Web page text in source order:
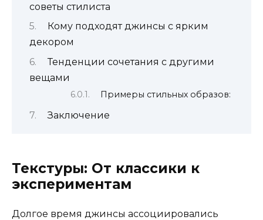
советы стилиста
Кому подходят джинсы с ярким
декором
Тенденции сочетания с другими
вещами
Примеры стильных образов:
Заключение
Текстуры: От классики к
экспериментам
Долгое время джинсы ассоциировались